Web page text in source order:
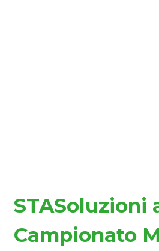
STASoluzioni
Campionato